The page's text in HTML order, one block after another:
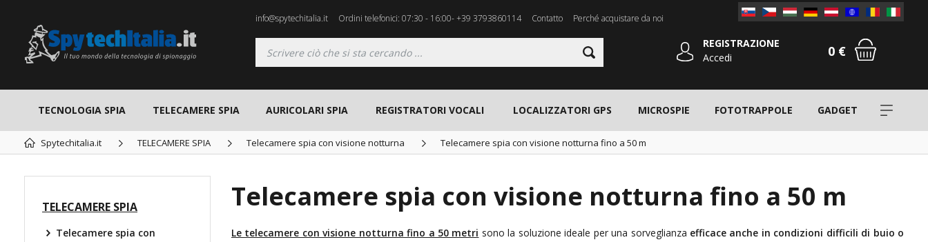
info@spytechitalia.it Ordini telefonici: 07:30 - 16:00- +39 3793860114 Contatto Perché acquistare da noi
REGISTRAZIONE
Accedi
0 €
TECNOLOGIA SPIA TELECAMERE SPIA AURICOLARI SPIA REGISTRATORI VOCALI LOCALIZZATORI GPS MICROSPIE FOTOTRAPPOLE GADGET
Spytechitalia.it TELECAMERE SPIA Telecamere spia con visione notturna Telecamere spia con visione notturna fino a 50 m
Telecamere spia con visione notturna fino a 50 m
Le telecamere con visione notturna fino a 50 metri sono la soluzione ideale per una sorveglianza efficace anche in condizioni difficili di buio o
TELECAMERE SPIA
Telecamere spia con